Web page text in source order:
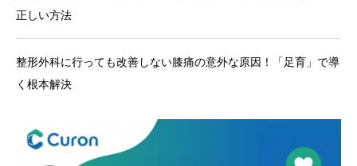
正しい方法
整形外科に行っても改善しない膝痛の意外な原因！「足育」で導
く根本解決